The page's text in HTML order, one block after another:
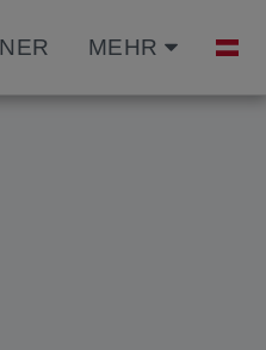
MEHR